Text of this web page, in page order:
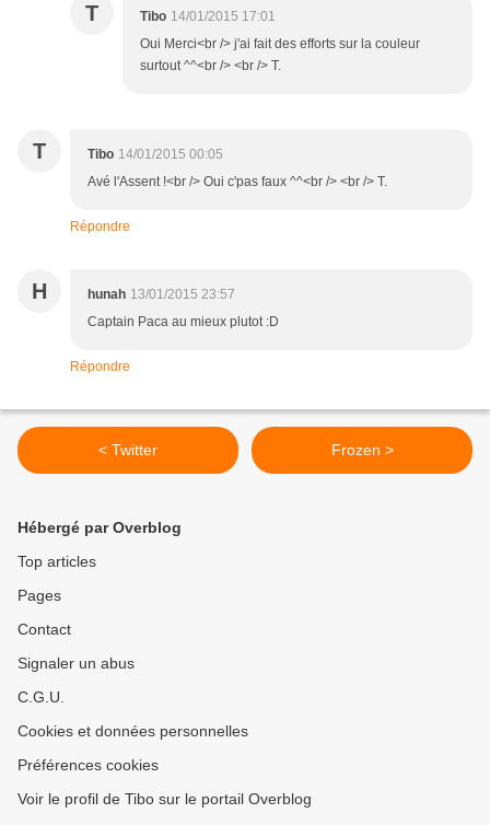
T Tibo 14/01/2015 17:01
Oui Merci<br /> j'ai fait des efforts sur la couleur
surtout ^^<br /> <br /> T.
T Tibo 14/01/2015 00:05
Avé l'Assent !<br /> Oui c'pas faux ^^<br /> <br /> T.
Répondre
H hunah 13/01/2015 23:57
Captain Paca au mieux plutot :D
Répondre
< Twitter Frozen >
Hébergé par Overblog
Top articles
Pages
Contact
Signaler un abus
C.G.U.
Cookies et données personnelles
Préférences cookies
Voir le profil de Tibo sur le portail Overblog